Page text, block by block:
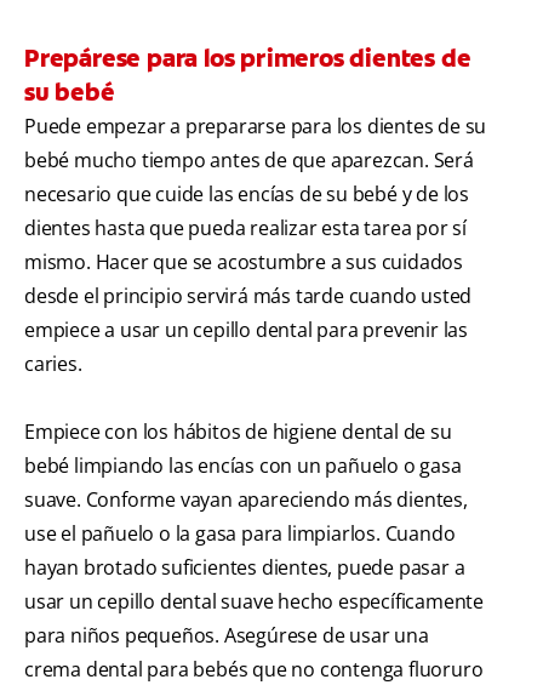
Prepárese para los primeros dientes de
su bebé
Puede empezar a prepararse para los dientes de su
bebé mucho tiempo antes de que aparezcan. Será
necesario que cuide las encías de su bebé y de los
dientes hasta que pueda realizar esta tarea por sí
mismo. Hacer que se acostumbre a sus cuidados
desde el principio servirá más tarde cuando usted
empiece a usar un cepillo dental para prevenir las
caries.
Empiece con los hábitos de higiene dental de su
bebé limpiando las encías con un pañuelo o gasa
suave. Conforme vayan apareciendo más dientes,
use el pañuelo o la gasa para limpiarlos. Cuando
hayan brotado suficientes dientes, puede pasar a
usar un cepillo dental suave hecho específicamente
para niños pequeños. Asegúrese de usar una
crema dental para bebés que no contenga fluoruro